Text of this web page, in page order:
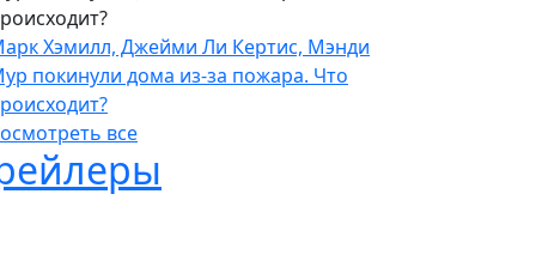
Хэмилл, Джейми Ли Кертис, Мэнди
покинули дома из-за пожара. Что
все